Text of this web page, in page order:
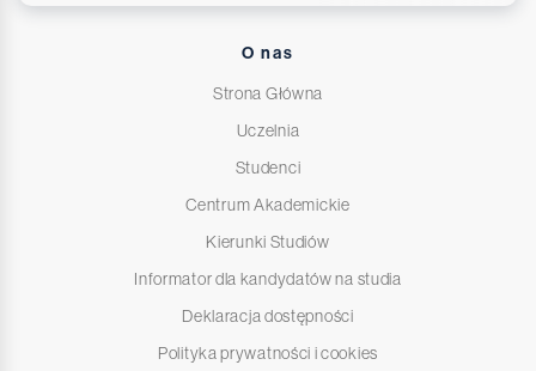
O nas
Strona Główna
Uczelnia
Studenci
Centrum Akademickie
Kierunki Studiów
Informator dla kandydatów na studia
Deklaracja dostępności
Polityka prywatności i cookies